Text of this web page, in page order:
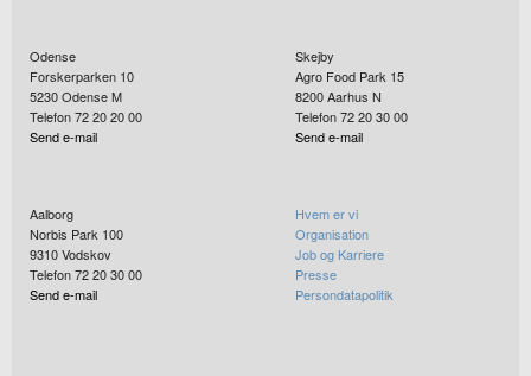
Odense
Forskerparken 10
5230Odense M
Telefon 72 20 20 00
Send e-mail
Skejby
Agro Food Park 15
8200Aarhus N
Telefon 72 20 30 00
Send e-mail
Aalborg
Norbis Park 100
9310Vodskov
Telefon 72 20 30 00
Send e-mail
Hvem er vi
Organisation
Job og Karriere
Presse
Persondatapolitik